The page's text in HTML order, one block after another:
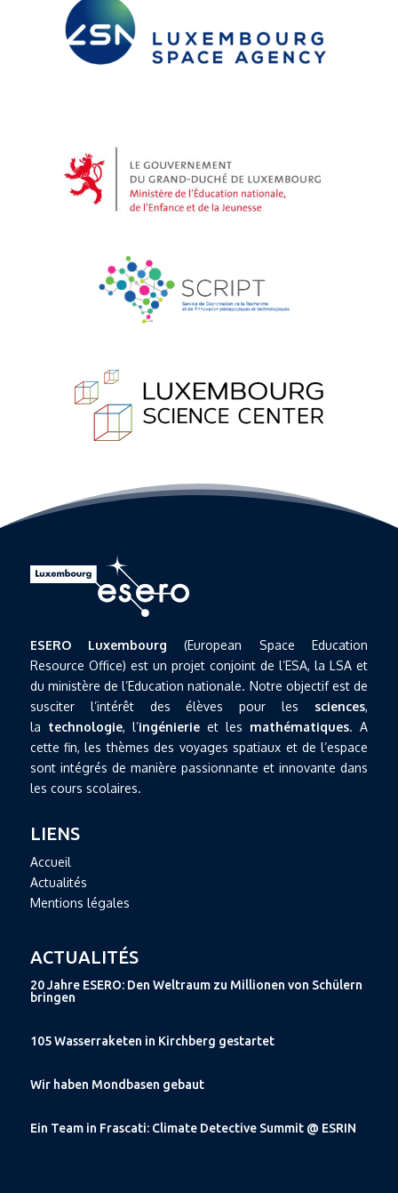
ESERO Luxembourg (European Space Education
Resource Office) est un projet conjoint de l’ESA, la LSA et
du ministère de l’Education nationale. Notre objectif est de
susciter l’intérêt des élèves pour les sciences,
la technologie, l’ingénierieet les mathématiques. A
cette fin, les thèmes des voyages spatiaux et de l’espace
sont intégrés de manière passionnante et innovante dans
les cours scolaires.
LIENS
Accueil
Actualités
Mentions légales
ACTUALITÉS
20 Jahre ESERO: Den Weltraum zu Millionen von Schülern
bringen
105 Wasserraketen in Kirchberg gestartet
Wir haben Mondbasen gebaut
Ein Team in Frascati: Climate Detective Summit @ ESRIN